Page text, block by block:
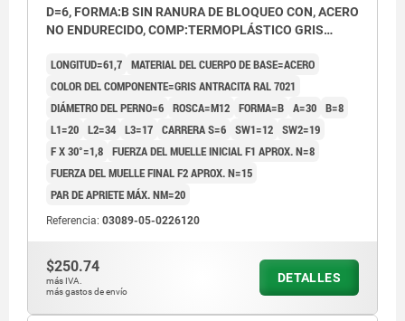
D=6, FORMA:B SIN RANURA DE BLOQUEO CON, ACERO
NO ENDURECIDO, COMP:TERMOPLÁSTICO GRIS
LONGITUD=61,7 MATERIAL DEL CUERPO DE BASE=ACERO
COLOR DEL COMPONENTE=GRIS ANTRACITA RAL 7021
DIÁMETRO DEL PERNO=6 ROSCA=M12 FORMA=B A=30 B=8
L1=20 L2=34 L3=17 CARRERA S=6 SW1=12 SW2=19
F X 30°=1,8 FUERZA DEL MUELLE INICIAL F1 APROX. N=8
FUERZA DEL MUELLE FINAL F2 APROX. N=15
PAR DE APRIETE MÁX. NM=20
Referencia: 03089-05-0226120
$250.74
más IVA.
más gastos de envío
DETALLES